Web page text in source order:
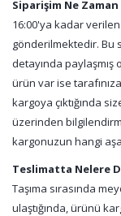
Siparişim Ne
16:00'ya kadar
gönderilmektedir. Bu
detayında
ürün var ise
kargoya çıktığında
üzerinden
kargonuzun hangi
Teslimatta Nelere
Taşıma sırasında
ulaştığında, ürünü